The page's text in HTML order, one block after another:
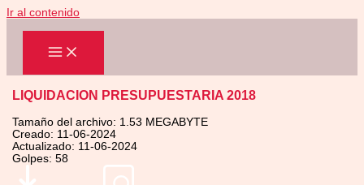
Ir al contenido
LIQUIDACION PRESUPUESTARIA 2018
Tamaño del archivo: 1.53 MEGABYTE
Creado: 11-06-2024
Actualizado: 11-06-2024
Golpes: 58